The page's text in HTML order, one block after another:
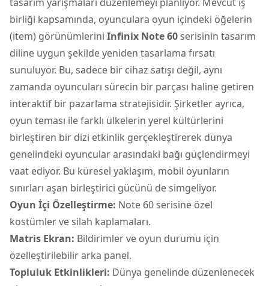
birliği kapsamında, oyunculara oyun içindeki öğelerin
(item) görünümlerini Infinix Note 60serisinin tasarım
diline uygun şekilde yeniden tasarlama fırsatı
sunuluyor. Bu, sadece bir cihaz satışı değil, aynı
zamanda oyuncuları sürecin bir parçası haline getiren
interaktif bir pazarlama stratejisidir. Şirketler ayrıca,
oyun teması ile farklı ülkelerin yerel kültürlerini
birleştiren bir dizi etkinlik gerçekleştirerek dünya
genelindeki oyuncular arasındaki bağı güçlendirmeyi
vaat ediyor. Bu küresel yaklaşım, mobil oyunların
sınırları aşan birleştirici gücünü de simgeliyor.
Oyun İçi Özelleştirme: Note 60 serisine özel
kostümler ve silah kaplamaları.
Matris Ekran: Bildirimler ve oyun durumu için
özelleştirilebilir arka panel.
Topluluk Etkinlikleri: Dünya genelinde düzenlenecek